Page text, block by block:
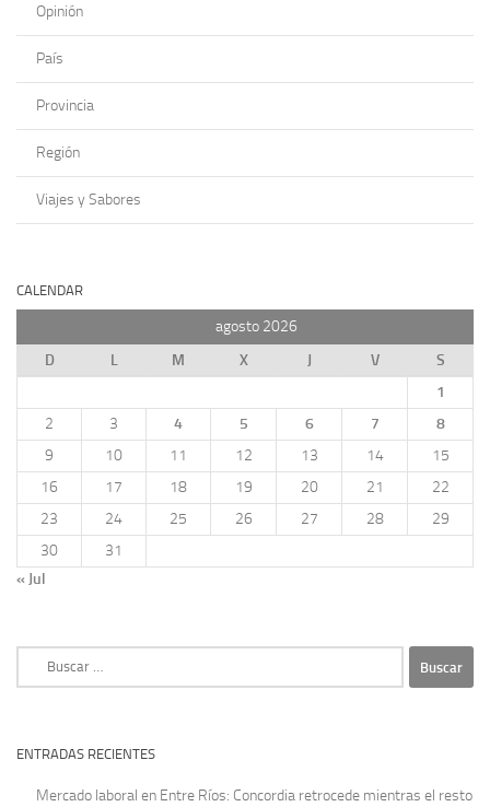
Opinión
País
Provincia
Región
Viajes y Sabores
CALENDAR
agosto 2026
D
L M X J V
S
1
2
3 4 5 6 7
8
9
10 11 12 13 14
15
16
17 18 19 20 21
22
23
24 25 26 27 28
29
30
31
« Jul
ENTRADAS RECIENTES
Mercado laboral en Entre Ríos: Concordia retrocede mientras el resto